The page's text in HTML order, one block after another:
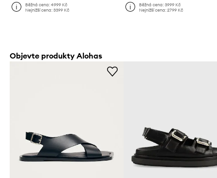
Běžná cena:4999 Kč
Nejnižší cena:3399 Kč
Běžná cena: 3999 Kč
Nejnižší cena: 2799 Kč
Objevte produkty Alohas